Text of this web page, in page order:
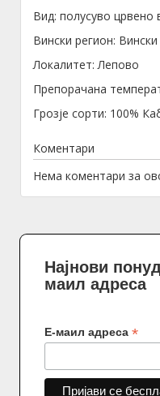
Вид: полусуво црвено
Вински регион:
Локалитет: Лепово
Препорачана
Грозје сорти: 100%
Коментари
Нема коментари за
Најнови
маил адреса
Е-маил адреса *